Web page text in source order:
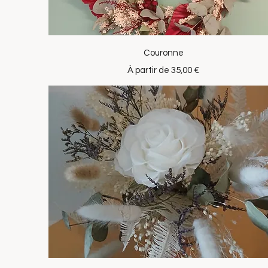
Aperçu rapide
Couronne
À partir de35,00 €
Prix promotionnel